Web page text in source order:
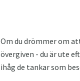
Om du drömmer om
övergiven - du är ute
ihåg de tankar som